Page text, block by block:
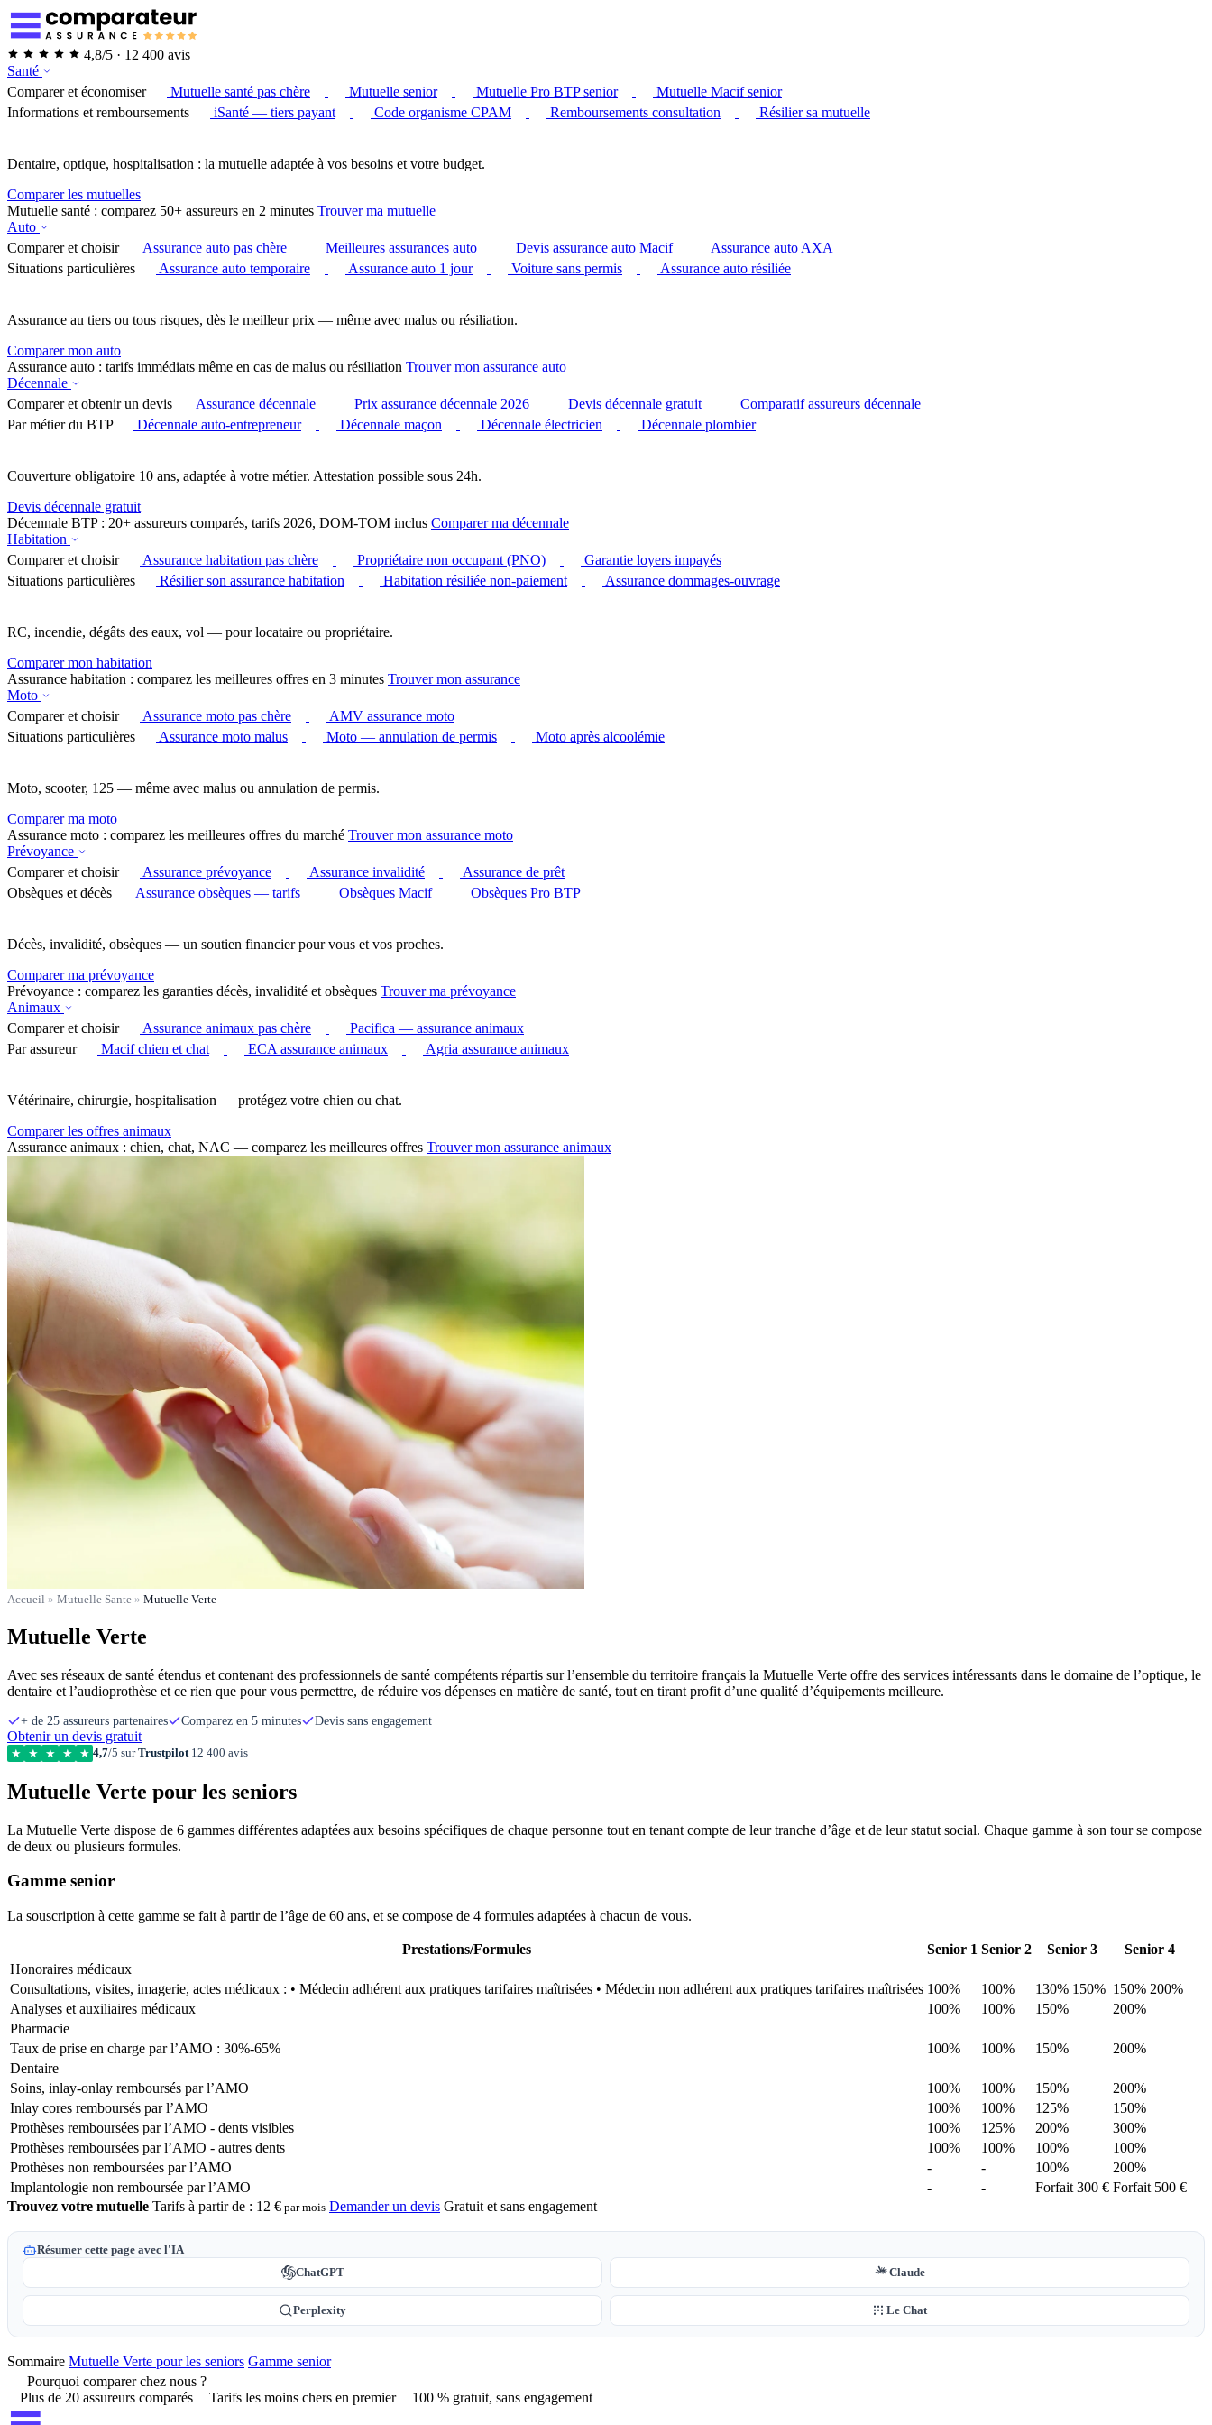
4,8/5 · 12 400 avis
Santé
Comparer et économiser
Mutuelle santé pas chère Mutuelle senior Mutuelle Pro BTP senior
Mutuelle Macif senior
Informations et remboursements
iSanté — tiers payant Code organisme CPAM Remboursements consultation Résilier sa mutuelle
Dentaire, optique, hospitalisation : la mutuelle adaptée à vos besoins et votre budget.
Comparer les mutuelles
Mutuelle santé : comparez 50+ assureurs en 2 minutes Trouver ma mutuelle
Auto
Comparer et choisir
Assurance auto pas chère Meilleures assurances auto Devis assurance auto Macif
Assurance auto AXA
Situations particulières
Assurance auto temporaire Assurance auto 1 jour Voiture sans permis Assurance auto résiliée
Assurance au tiers ou tous risques, dès le meilleur prix — même avec malus ou résiliation.
Comparer mon auto
Assurance auto : tarifs immédiats même en cas de malus ou résiliation Trouver mon assurance auto
Décennale
Comparer et obtenir un devis
Assurance décennale Prix assurance décennale 2026 Devis décennale gratuit
Comparatif assureurs décennale
Par métier du BTP
Décennale auto-entrepreneur Décennale maçon Décennale électricien Décennale plombier
Couverture obligatoire 10 ans, adaptée à votre métier. Attestation possible sous 24h.
Devis décennale gratuit
Décennale BTP : 20+ assureurs comparés, tarifs 2026, DOM-TOM inclus Comparer ma décennale
Habitation
Comparer et choisir
Assurance habitation pas chère Propriétaire non occupant (PNO)
Garantie loyers impayés
Situations particulières
Résilier son assurance habitation Habitation résiliée non-paiement Assurance dommages-ouvrage
RC, incendie, dégâts des eaux, vol — pour locataire ou propriétaire.
Comparer mon habitation
Assurance habitation : comparez les meilleures offres en 3 minutes Trouver mon assurance
Moto
Comparer et choisir
Assurance moto pas chère
AMV assurance moto
Situations particulières
Assurance moto malus Moto — annulation de permis Moto après alcoolémie
Moto, scooter, 125 — même avec malus ou annulation de permis.
Comparer ma moto
Assurance moto : comparez les meilleures offres du marché Trouver mon assurance moto
Prévoyance
Comparer et choisir
Assurance prévoyance Assurance invalidité
Assurance de prêt
Obsèques et décès
Assurance obsèques — tarifs Obsèques Macif Obsèques Pro BTP
Décès, invalidité, obsèques — un soutien financier pour vous et vos proches.
Comparer ma prévoyance
Prévoyance : comparez les garanties décès, invalidité et obsèques Trouver ma prévoyance
Animaux
Comparer et choisir
Assurance animaux pas chère
Pacifica — assurance animaux
Par assureur
Macif chien et chat ECA assurance animaux Agria assurance animaux
Vétérinaire, chirurgie, hospitalisation — protégez votre chien ou chat.
Comparer les offres animaux
Assurance animaux : chien, chat, NAC — comparez les meilleures offres Trouver mon assurance animaux
Accueil » Mutuelle Sante » Mutuelle Verte
Mutuelle Verte
Avec ses réseaux de santé étendus et contenant des professionnels de santé compétents répartis sur l’ensemble du territoire français la Mutuelle Verte offre des services intéressants dans le domaine de l’optique, le
dentaire et l’audioprothèse et ce rien que pour vous permettre, de réduire vos dépenses en matière de santé, tout en tirant profit d’une qualité d’équipements meilleure.
+ de 25 assureurs partenaires Comparez en 5 minutes Devis sans engagement
Obtenir un devis gratuit
★ ★ ★ ★ ★ 4,7/5 surTrustpilot12 400 avis
Mutuelle Verte pour les seniors
La Mutuelle Verte dispose de 6 gammes différentes adaptées aux besoins spécifiques de chaque personne tout en tenant compte de leur tranche d’âge et de leur statut social. Chaque gamme à son tour se compose
de deux ou plusieurs formules.
Gamme senior
La souscription à cette gamme se fait à partir de l’âge de 60 ans, et se compose de 4 formules adaptées à chacun de vous.
Prestations/Formules Senior 1 Senior 2 Senior 3
Senior 4
Honoraires médicaux
Consultations, visites, imagerie, actes médicaux : • Médecin adhérent aux pratiques tarifaires maîtrisées • Médecin non adhérent aux pratiques tarifaires maîtrisées 100% 100% 130% 150% 150% 200%
Analyses et auxiliaires médicaux
100% 100% 150%
200%
Pharmacie
Taux de prise en charge par l’AMO : 30%-65%
100% 100% 150%
200%
Dentaire
Soins, inlay-onlay remboursés par l’AMO
100% 100% 150%
200%
Inlay cores remboursés par l’AMO
100% 100% 125%
150%
Prothèses remboursées par l’AMO - dents visibles
100% 125% 200%
300%
Prothèses remboursées par l’AMO - autres dents
100% 100% 100%
100%
Prothèses non remboursées par l’AMO
- - 100%
200%
Implantologie non remboursée par l’AMO
- - Forfait 300 € Forfait 500 €
Trouvez votre mutuelle Tarifs à partir de : 12 € par mois Demander un devis Gratuit et sans engagement
Résumer cette page avec l'IA
ChatGPT Claude
Perplexity Le Chat
Sommaire Mutuelle Verte pour les seniors Gamme senior
Pourquoi comparer chez nous ?
Plus de 20 assureurs comparés
Tarifs les moins chers en premier 100 % gratuit, sans engagement